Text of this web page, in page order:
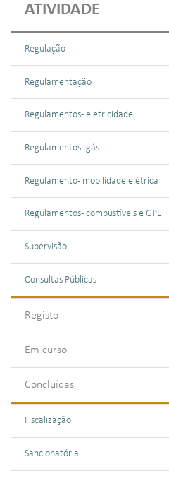
ATIVIDADE
Regulação
Regulamentação
Regulamentos - eletricidade
Regulamentos - gás
Regulamento - mobilidade elétrica
Regulamentos - combustíveis e GPL
Supervisão
Consultas Públicas
Registo
Em curso
Concluídas
Fiscalização
Sancionatória